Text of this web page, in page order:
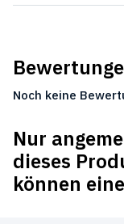
Noch keine
Nur
dieses
können